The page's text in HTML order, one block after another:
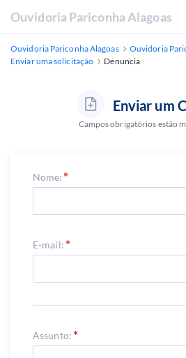
Ouvidoria Pariconha Alagoas
Ouvidoria Pariconha Alagoas
Ouvidoria
Enviar uma solicitação
Denuncia
Enviar um
Campos obrigatórios estão
Nome:
E-mail:
Assunto: